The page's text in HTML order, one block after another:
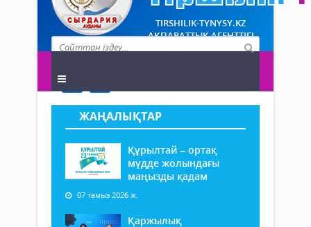
TIRSHILIK-TYNYSY.KZ
АҚПАРАТТЫҚ АГЕНТТІГІ
ЖАҢАЛЫҚТАР
Құрылтай – ортақ
мүдде жолындағы
маңызды қадам
07 тамыз 2026 ж.
Қаржылық